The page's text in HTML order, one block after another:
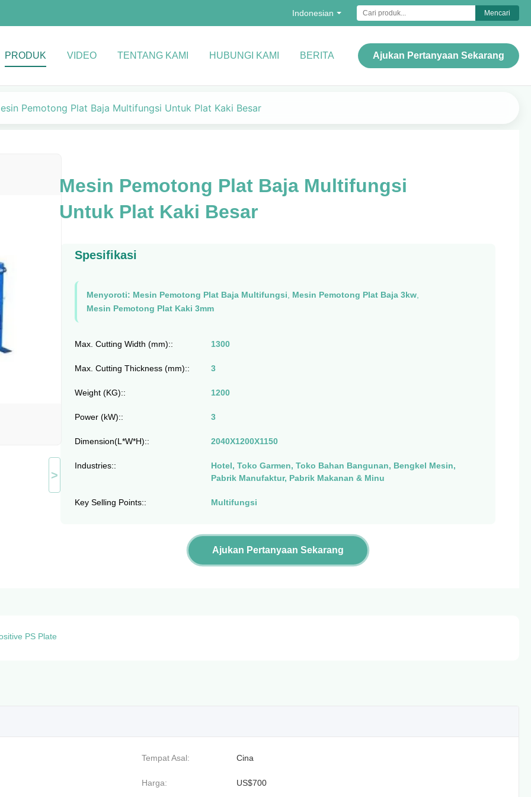
Indonesian Mencari
PRODUK VIDEO TENTANG KAMI HUBUNGI KAMI BERITA Ajukan Pertanyaan Sekarang
Pemotong Plat Baja Multifungsi Untuk Plat Kaki Besar
>
Mesin Pemotong Plat Baja Multifungsi
Untuk Plat Kaki Besar
Spesifikasi
Menyoroti: Mesin Pemotong Plat Baja Multifungsi Mesin Pemotong Plat Baja 3kw,
Mesin Pemotong Plat Kaki 3mm
Max. Cutting Width (mm):: 1300
Max. Cutting Thickness (mm):: 3
Weight (KG):: 1200
Power (kW):: 3
Dimension(L*W*H):: 2040X1200X1150
Industries::
Hotel, Toko Garmen, Toko Bahan Bangunan, Bengkel Mesin,
Pabrik Manufaktur, Pabrik Makanan & Minu
Key Selling Points:: Multifungsi
Ajukan Pertanyaan Sekarang
PS Plate
Tempat Asal: Cina
Harga: US$700